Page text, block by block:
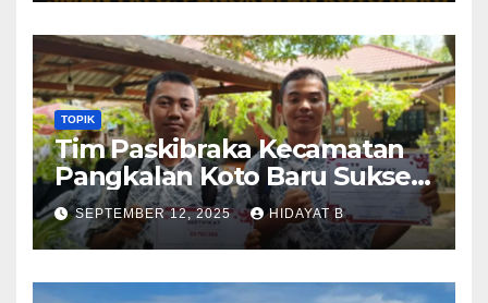
TOPIK
Tim Paskibraka Kecamatan
Pangkalan Koto Baru Sukses
Laksanakan Tugas pada
Upacara 17 Agustus 2025
SEPTEMBER 12, 2025 HIDAYAT B